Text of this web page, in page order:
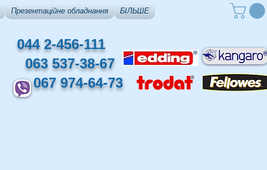
Презентаційне обладнання БІЛЬШЕ
044 2-456-111
063 537-38-67
067 974-64-73